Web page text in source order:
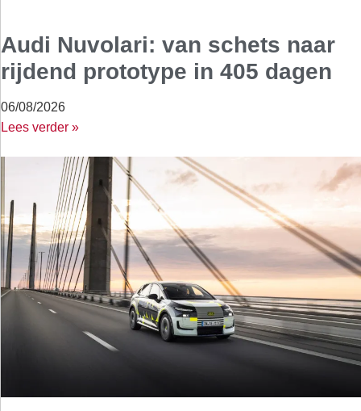
Audi Nuvolari: van schets naar
rijdend prototype in 405 dagen
06/08/2026
Lees verder »